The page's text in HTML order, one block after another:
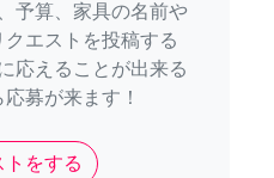
予算、家具の名前や
エストを投稿する
応えることが出来る
募が来ます！
トをする